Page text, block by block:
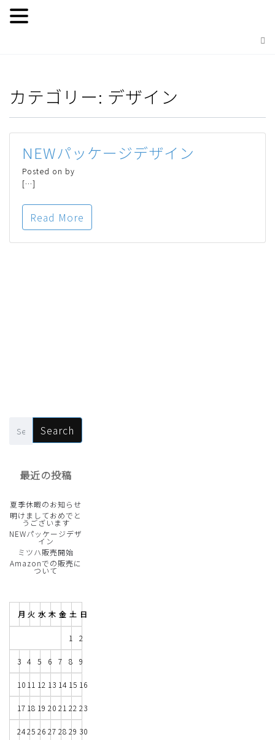
カテゴリー: デザイン
NEWパッケージデザイン
Posted on by
[…]
Read More
最近の投稿
夏季休暇のお知らせ
明けましておめでと
うございます
NEWパッケージデザ
イン
ミツハ販売開始
Amazonでの販売に
ついて
月 火 水 木 金 土 日
1 2
3 4 5 6 7 8 9
10 11 12 13 14 15 16
17 18 19 20 21 22 23
2425 26 27 28 29 30